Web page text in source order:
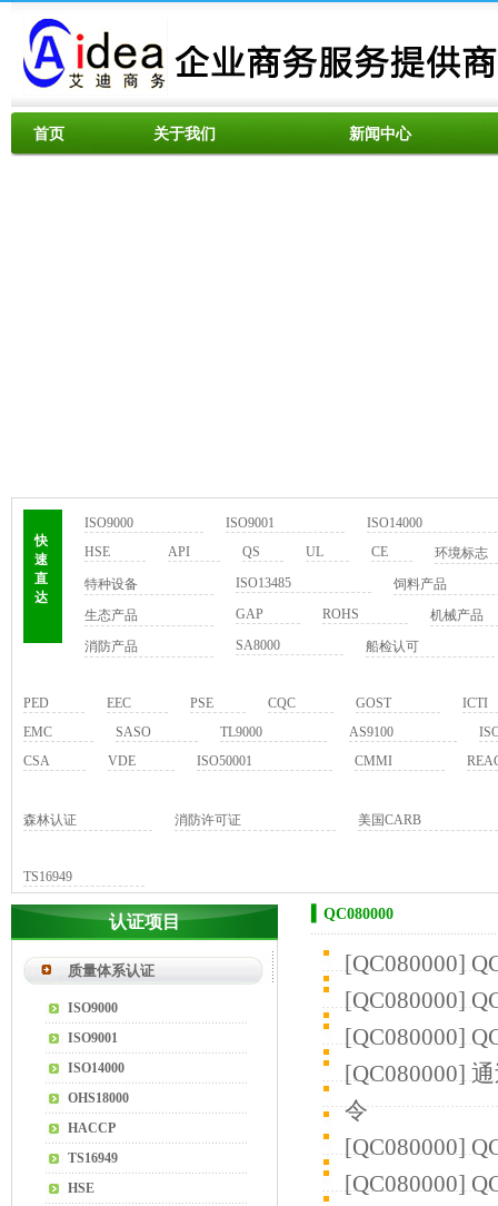
首页 关于我们 新闻中心
快
速
直
达
ISO9000 ISO9001
ISO14000
HSE
API QS UL CE
环境标志
特种设备
ISO13485
饲料产品
生态产品
GAP ROHS
机械产品
消防产品
SA8000 船检认可
PED EEC PSE CQC GOST
ICTI
EMC
SASO TL9000 AS9100
CSA
VDE ISO50001 CMMI
森林认证 消防许可证 美国CARB
TS16949
认证项目
质量体系认证
ISO9000
ISO9001
ISO14000
OHS18000
HACCP
TS16949
HSE
▍QC080000
[QC080000]
[QC080000]
[QC080000]
[QC080000]
令
[QC080000]
[QC080000]